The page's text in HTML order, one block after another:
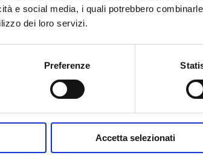
e social media, i quali potrebbero
dei loro servizi.
Preferenze
Accetta selezionati
Hai bisogno di aiuto?